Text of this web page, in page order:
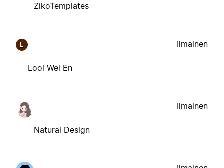
ZikoTemplates
L
Looi Wei En
Ilmainen
Natural Design
Ilmainen